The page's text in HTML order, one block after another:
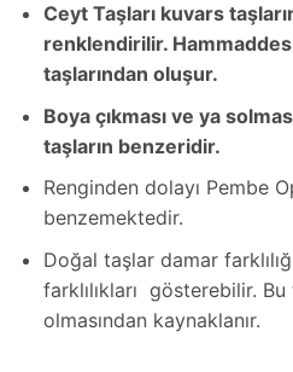
Ceyt Taşları kuvars
renklendirilir.
taşlarından oluşur.
Boya çıkması ve ya
taşların benzeridir.
Renginden dolayı Pembe
benzemektedir.
Doğal taşlar damar
farklılıkları gösterebilir.
olmasından kaynaklanır.